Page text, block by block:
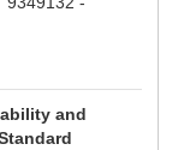
and